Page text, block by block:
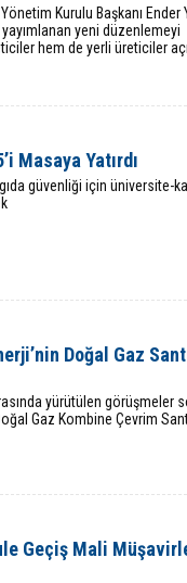
Kurulu Başkanı Ender
yeni düzenlemeyi
hem de yerli üreticiler
Masaya Yatırdı
güvenliği için üniversite-
Doğal Gaz
yürütülen görüşmeler
Gaz Kombine Çevrim
Geçiş Mali